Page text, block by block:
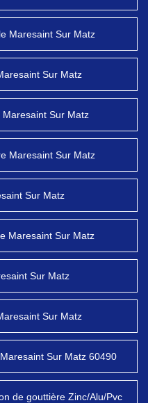
Maresaint Sur Matz
Sur Matz
Sur Matz
Maresaint Sur Matz
Sur Matz
Maresaint Sur Matz
Sur Matz
Sur Matz
Sur Matz 60490
de gouttière Zinc/Alu/Pvc